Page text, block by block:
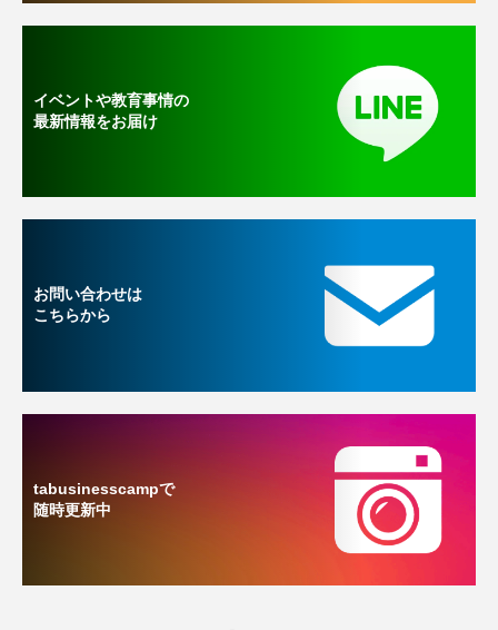
イベントや教育事情の
最新情報をお届け
お問い合わせは
こちらから
tabusinesscampで
随時更新中